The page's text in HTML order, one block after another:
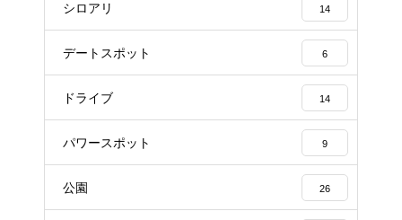
シロアリ 14
デートスポット 6
ドライブ 14
パワースポット 9
公園 26